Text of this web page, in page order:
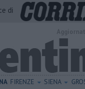
di
FIRENZE SIENA